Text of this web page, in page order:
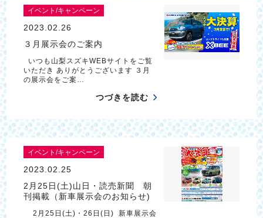
イベント/キャンペーン
2023.02.26
３月展示会のご案内
いつも山梨スズキWEBサイトをご覧
いただき ありがとうございます ３月
の展示会をご案…
つづきを読む
イベント/キャンペーン
2023.02.25
2月25日(土)山日・読売新聞 朝
刊掲載（新車展示会のお知らせ)
2月25日(土)・26日(日) 新車展示会